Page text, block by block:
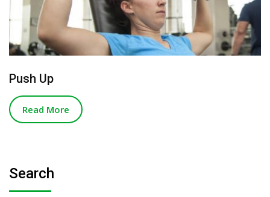
Push Up
Read More
Search